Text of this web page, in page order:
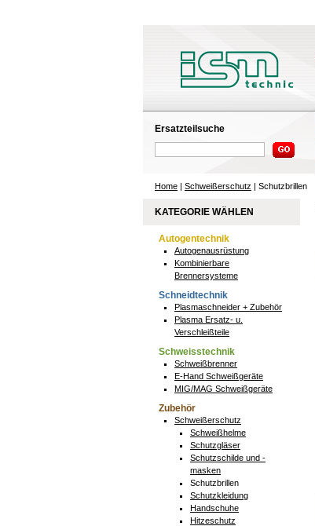
Ersatzteilsuche
Home | Schweißerschutz | Schutzbrillen
KATEGORIE WÄHLEN
Autogentechnik
Autogenausrüstung
Kombinierbare
Brennersysteme
Schneidtechnik
Plasmaschneider + Zubehör
Plasma Ersatz- u.
Verschleißteile
Schweisstechnik
Schweißbrenner
E-Hand Schweißgeräte
MIG/MAG Schweißgeräte
Zubehör
Schweißerschutz
Schweißhelme
Schutzgläser
Schutzschilde und -
masken
Schutzbrillen
Schutzkleidung
Handschuhe
Hitzeschutz